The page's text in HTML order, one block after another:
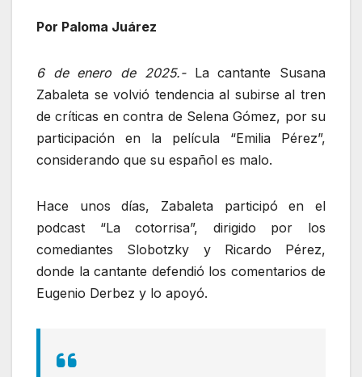
Por Paloma Juárez
6 de enero de 2025.-La cantante Susana
Zabaleta se volvió tendencia al subirse al tren
de críticas en contra de Selena Gómez, por su
participación en la película “Emilia Pérez”,
considerando que su español es malo.
Hace unos días, Zabaleta participó en el
podcast “La cotorrisa”, dirigido por los
comediantes Slobotzky y Ricardo Pérez,
donde la cantante defendió los comentarios de
Eugenio Derbez y lo apoyó.